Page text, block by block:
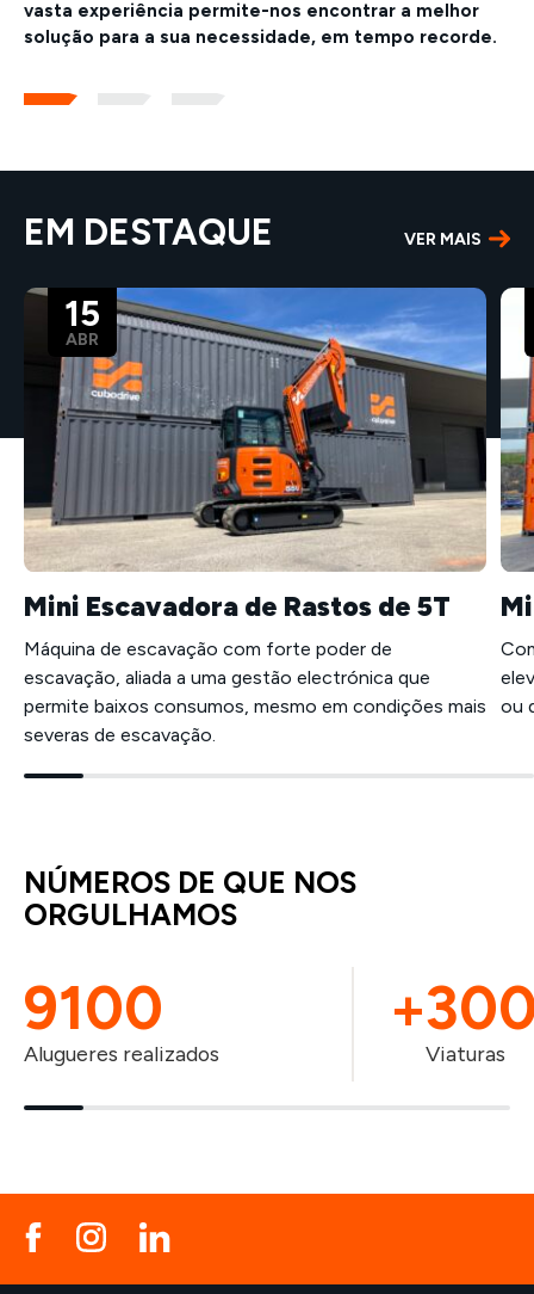
vasta experiência permite-nos encontrar a melhor
solução para a sua necessidade, em tempo recorde.
EM DESTAQUE VER MAIS
15
ABR
Mini Escavadora de Rastos de 5T
Máquina de escavação com forte poder de
escavação, aliada a uma gestão electrónica que
permite baixos consumos, mesmo em condições mais
severas de escavação.
ou
NÚMEROS DE QUE NOS
ORGULHAMOS
9100
Alugueres realizados
+
Viaturas